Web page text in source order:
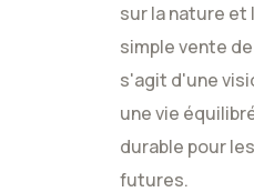
sur la nature et
simple vente
s'agit d'une
une vie
durable pour
futures.